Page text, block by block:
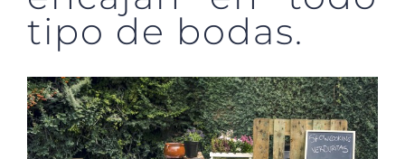
tipo de bodas.